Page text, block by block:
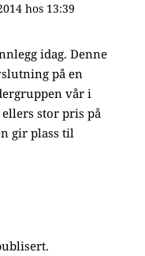
hos 13:39
idag. Denne
på en
vår i
ellers stor pris på
gir plass til